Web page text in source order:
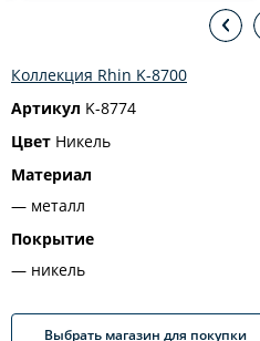
Коллекция Rhin K-8700
Артикул K-8774
Цвет Никель
Материал
металл
Покрытие
никель
Выбрать магазин для покупки